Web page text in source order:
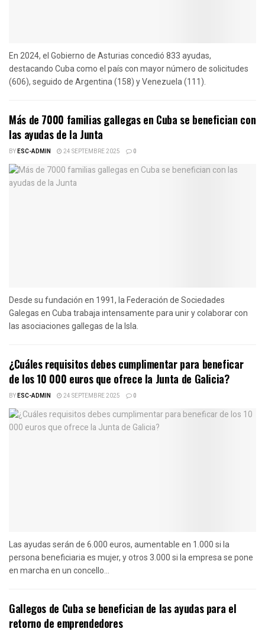
En 2024, el Gobierno de Asturias concedió 833 ayudas,
destacando Cuba como el país con mayor número de solicitudes
(606), seguido de Argentina (158) y Venezuela (111).
Más de 7000 familias gallegas en Cuba se benefician con
las ayudas de la Junta
BYESC-ADMIN 24 SEPTEMBRE 2025 0
Desde su fundación en 1991, la Federación de Sociedades
Galegas en Cuba trabaja intensamente para unir y colaborar con
las asociaciones gallegas de la Isla.
¿Cuáles requisitos debes cumplimentar para beneficar
de los 10 000 euros que ofrece la Junta de Galicia?
BYESC-ADMIN 24 SEPTEMBRE 2025 0
Las ayudas serán de 6.000 euros, aumentable en 1.000 si la
persona beneficiaria es mujer, y otros 3.000 si la empresa se pone
en marcha en un concello...
Gallegos de Cuba se benefician de las ayudas para el
retorno de emprendedores